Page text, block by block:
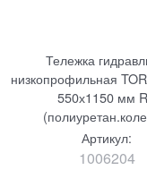
Тележка
низкопрофильная
550х1150 мм
Артикул:
1006204